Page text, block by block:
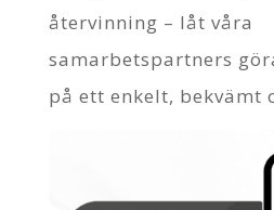
återvinning – låt våra
samarbetspartners
på ett enkelt, bekvämt